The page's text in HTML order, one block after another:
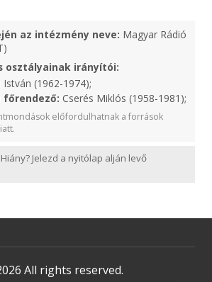
az intézmény neve: Magyar Rádió
osztályainak irányítói:
(1962-1974);
Cserés Miklós (1958-1981);
előfordulhatnak a források
Jelezd a nyitólap alján levő
All rights reserved.